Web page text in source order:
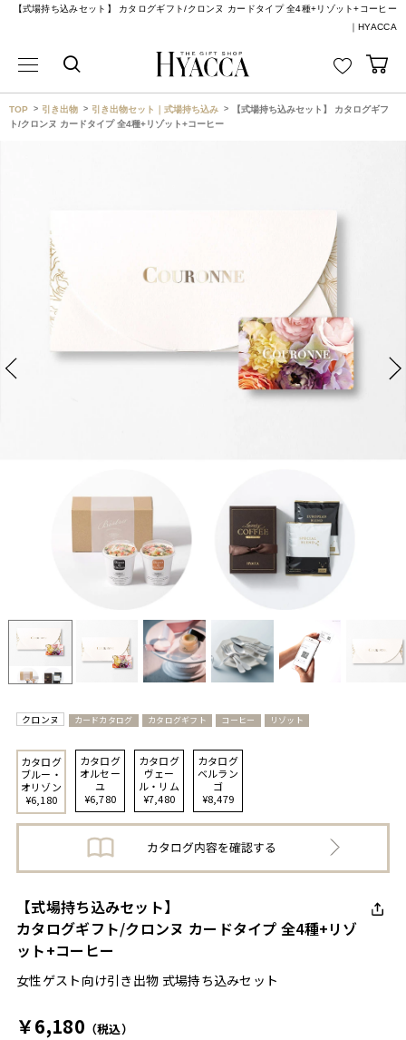
【式場持ち込みセット】 カタログギフト/クロンヌ カードタイプ 全4種+リゾット+コーヒー
｜HYACCA
TOP 引き出物 引き出物セット｜式場持ち込み
【式場持ち込みセット】 カタログギフ
ト/クロンヌ カードタイプ 全4種+リゾット+コーヒー
クロンヌ カードカタログ カタログギフト コーヒー リゾット
カタログ
ブルー・
オリゾン
¥6,180
カタログ
オルセー
ユ
¥6,780
カタログ
ヴェー
ル・リム
¥7,480
カタログ
ベルラン
ゴ
¥8,479
【式場持ち込みセット】
カタログギフト/クロンヌ カードタイプ 全4種+リゾ
ット+コーヒー
女性ゲスト向け引き出物 式場持ち込みセット
￥6,180 （税込）